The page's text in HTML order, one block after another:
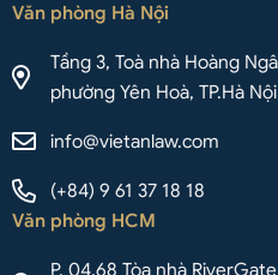
Văn phòng Hà Nội
Tầng 3, Toà nhà Hoàng
phường Yên Hoà, TP.Hà Nội
info@vietanlaw.com
(+84) 9 61 37 18 18
Văn phòng HCM
P. 04.68 Tòa nhà